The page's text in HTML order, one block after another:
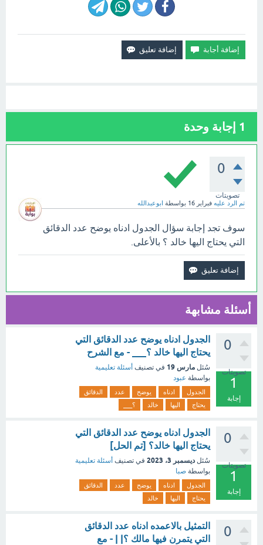
1 إجابة وحدة
0
تصويتات
تم الرد عليه فبراير 16 بواسطة ابوعبدالله
سوف تجد إجابة سؤال الجدول ادناه يوضح عدد الدقائق
التي يحتاج اليها خالد ؟ بالأعلى.
أسئلة مشابهة
0
تصويتات
1
إجابة
الجدول ادناه يوضح عدد الدقائق التي
يحتاج اليها خالد ؟___ - مع الشرح
سُئل مارس 19 في تصنيف أسئلة تعليمية
بواسطة عبود
الجدول ادناه يوضح عدد
الدقائق
يحتاج
اليها خالد ؟___
0
تصويتات
1
إجابة
الجدول ادناه يوضح عدد الدقائق التي
يحتاج اليها خالد؟ [تم الحل]
سُئل ديسمبر 3، 2023 في تصنيف أسئلة تعليمية
بواسطة صبا
الجدول ادناه يوضح عدد
الدقائق
يحتاج
اليها خالد
0
التمثيل بالاعمده ادناه عدد الدقائق
التي يتمرن فيها مالك ؟| | - مع